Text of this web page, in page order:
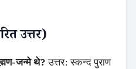
उत्तर)
जन्मे थे? उत्तर: स्कन्द पुराण